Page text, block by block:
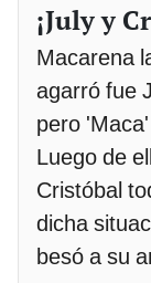
¡July y
Macarena
agarró fue
pero
Luego de
Cristóbal
dicha
besó a su